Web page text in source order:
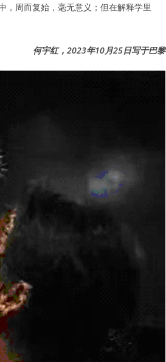
，周而复始，毫无意义；但在解释学里
何宇红，2023年10月25日写于巴黎